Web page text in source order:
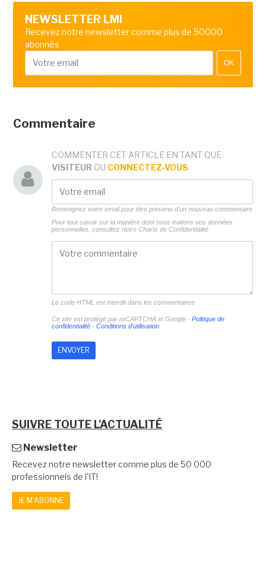
NEWSLETTER LMI
Recevez notre newsletter comme plus de 50000
abonnés
OK
Commentaire
COMMENTER CET ARTICLE EN TANT QUE
VISITEUR OU CONNECTEZ-VOUS
Renseignez votre email pour être prévenu d'un nouveau commentaire
Pour tout savoir sur la manière dont nous traitons vos données
personnelles, consultez notre Charte de Confidentialité.
Le code HTML est interdit dans les commentaires
Ce site est protégé par reCAPTCHA et Google - Politique de
confidentialité- Conditions d'utilisation
SUIVRE TOUTE L'ACTUALITÉ
Newsletter
Recevez notre newsletter comme plus de 50 000
professionnels de l'IT!
JE M'ABONNE